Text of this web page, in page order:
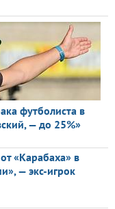
футболиста в
— до 25%»
«Карабаха» в
— экс-игрок